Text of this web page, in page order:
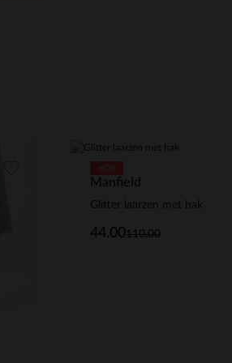
Manfield
Glitter laarzen met hak
110.00
44.00